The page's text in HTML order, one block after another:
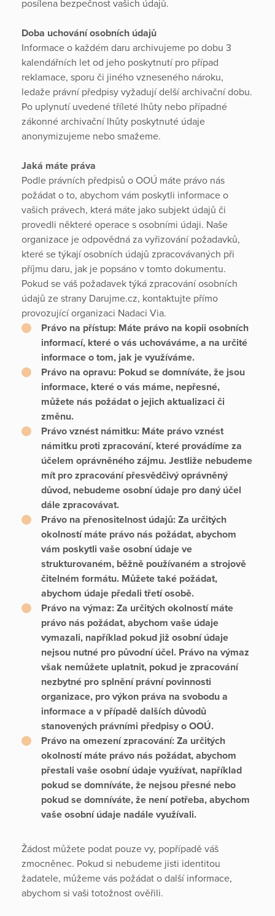
posílena bezpečnost vašich údajů.
Doba uchování osobních údajů
Informace o každém daru archivujeme po dobu 3
kalendářních let od jeho poskytnutí pro případ
reklamace, sporu či jiného vzneseného nároku,
ledaže právní předpisy vyžadují delší archivační dobu.
Po uplynutí uvedené tříleté lhůty nebo případné
zákonné archivační lhůty poskytnuté údaje
anonymizujeme nebo smažeme.
Jaká máte práva
Podle právních předpisů o OOÚ máte právo nás
požádat o to, abychom vám poskytli informace o
vašich právech, která máte jako subjekt údajů či
provedli některé operace s osobními údaji. Naše
organizace je odpovědná za vyřizování požadavků,
které se týkají osobních údajů zpracovávaných při
příjmu daru, jak je popsáno v tomto dokumentu.
Pokud se váš požadavek týká zpracování osobních
údajů ze strany Darujme.cz, kontaktujte přímo
provozující organizaci Nadaci Via.
Právo na přístup: Máte právo na kopii osobních
informací, které o vás uchováváme, a na určité
informace o tom, jak je využíváme.
Právo na opravu: Pokud se domníváte, že jsou
informace, které o vás máme, nepřesné,
můžete nás požádat o jejich aktualizaci či
změnu.
Právo vznést námitku: Máte právo vznést
námitku proti zpracování, které provádíme za
účelem oprávněného zájmu. Jestliže nebudeme
mít pro zpracování přesvědčivý oprávněný
důvod, nebudeme osobní údaje pro daný účel
dále zpracovávat.
Právo na přenositelnost údajů: Za určitých
okolností máte právo nás požádat, abychom
vám poskytli vaše osobní údaje ve
strukturovaném, běžně používaném a strojově
čitelném formátu. Můžete také požádat,
abychom údaje předali třetí osobě.
Právo na výmaz: Za určitých okolností máte
právo nás požádat, abychom vaše údaje
vymazali, například pokud již osobní údaje
nejsou nutné pro původní účel. Právo na výmaz
však nemůžete uplatnit, pokud je zpracování
nezbytné pro splnění právní povinnosti
organizace, pro výkon práva na svobodu a
informace a v případě dalších důvodů
stanovených právními předpisy o OOÚ.
Právo na omezení zpracování: Za určitých
okolností máte právo nás požádat, abychom
přestali vaše osobní údaje využívat, například
pokud se domníváte, že nejsou přesné nebo
pokud se domníváte, že není potřeba, abychom
vaše osobní údaje nadále využívali.
Žádost můžete podat pouze vy, popřípadě váš
zmocněnec. Pokud si nebudeme jisti identitou
žadatele, můžeme vás požádat o další informace,
abychom si vaši totožnost ověřili.